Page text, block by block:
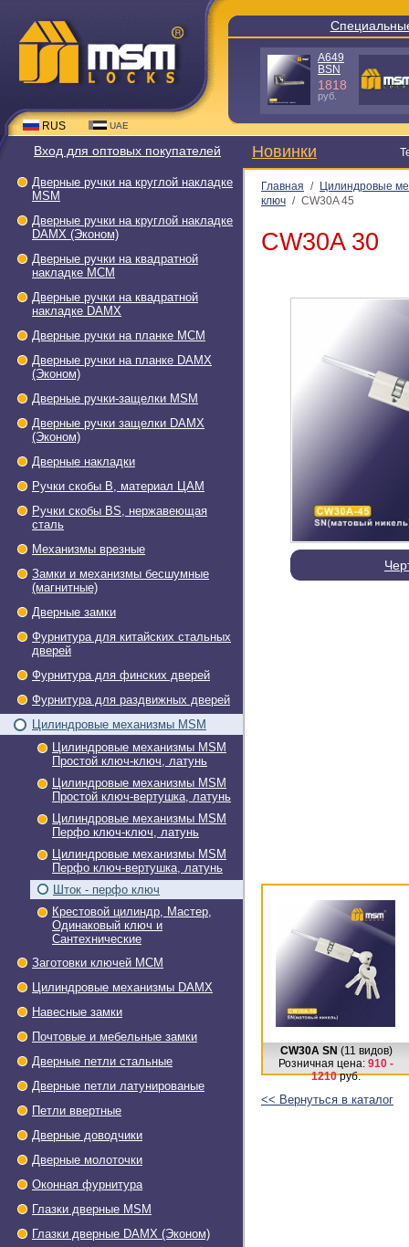
RUS UAE
A649
BSN
1818
руб.
Вход для оптовых покупателей
Дверные ручки на круглой накладке
МSМ
Дверные ручки на круглой накладке
DAMX (Эконом)
Дверные ручки на квадратной
накладке МСМ
Дверные ручки на квадратной
накладке DAMX
Дверные ручки на планке МСМ
Дверные ручки на планке DAMX
(Эконом)
Дверные ручки-защелки МSМ
Дверные ручки защелки DAMX
(Эконом)
Дверные накладки
Ручки скобы В, материал ЦАМ
Ручки скобы BS, нержавеющая
сталь
Механизмы врезные
Замки и механизмы бесшумные
(магнитные)
Дверные замки
Фурнитура для китайских стальных
дверей
Фурнитура для финских дверей
Фурнитура для раздвижных дверей
Цилиндровые механизмы MSM
Цилиндровые механизмы MSM
Простой ключ-ключ, латунь
Цилиндровые механизмы MSM
Простой ключ-вертушка, латунь
Цилиндровые механизмы MSM
Перфо ключ-ключ, латунь
Цилиндровые механизмы MSM
Перфо ключ-вертушка, латунь
Шток - перфо ключ
Крестовой цилиндр, Мастер,
Одинаковый ключ и
Сантехнические
Заготовки ключей МСМ
Цилиндровые механизмы DAMX
Навесные замки
Почтовые и мебельные замки
Дверные петли стальные
Дверные петли латунированые
Петли ввертные
Дверные доводчики
Дверные молоточки
Оконная фурнитура
Глазки дверные МSМ
Глазки дверные DAMX (Эконом)
Новинки
Главная /
Цилиндровые
ключ / CW30A 45
CW30A 30
CW30A SN (11 видов)
Розничная цена: 910 -
1210руб.
<< Вернуться в каталог